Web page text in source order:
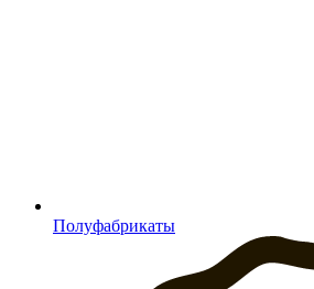
Полуфабрикаты